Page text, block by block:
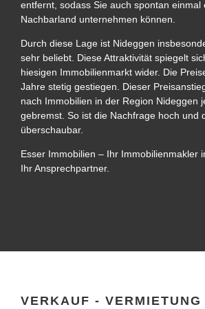
entfernt, sodass Sie auch spontan einmal
Nachbarland unternehmen können.
Durch diese Lage ist Nideggen
sehr beliebt. Diese Attraktivität spiegelt
hiesigen Immobilienmarkt wider. Die
Jahre stetig gestiegen. Dieser
nach Immobilien in der Region Nideggen
gebremst. So ist die Nachfrage hoch und
überschaubar.
Esser Immobilien – Ihr Immobilienmakler
Ihr Ansprechpartner.
VERKAUF - VERMIETUNG